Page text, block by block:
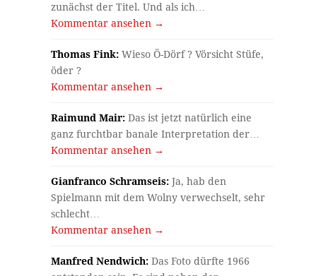
zunächst der Titel. Und als ich…
Kommentar ansehen →
Thomas Fink: Wieso Ö-Dörf ? Vörsicht Stüfe,
öder ?
Kommentar ansehen →
Raimund Mair: Das ist jetzt natürlich eine
ganz furchtbar banale Interpretation der…
Kommentar ansehen →
Gianfranco Schramseis: Ja, hab den
Spielmann mit dem Wolny verwechselt, sehr
schlecht…
Kommentar ansehen →
Manfred Nendwich: Das Foto dürfte 1966